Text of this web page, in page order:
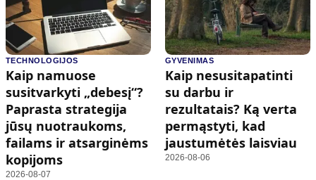
TECHNOLOGIJOS
Kaip namuose
susitvarkyti „debesį“?
Paprasta strategija
jūsų nuotraukoms,
failams ir atsarginėms
kopijoms
2026-08-07
GYVENIMAS
Kaip nesusitapatinti
su darbu ir
rezultatais? Ką verta
permąstyti, kad
jaustumėtės laisviau
2026-08-06